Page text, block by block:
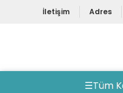
İletişim Adres
☰Tüm